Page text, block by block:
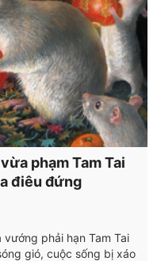
phạm Tam Tai
điêu đứng
phải hạn Tam Tai
gió, cuộc sống bị xáo